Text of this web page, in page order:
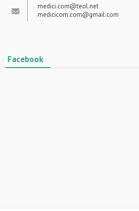
medici.com@teol.net
medicicom.com@gmail.com
Facebook